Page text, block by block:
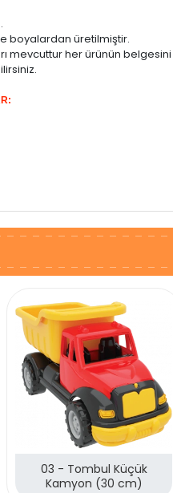
boyalardan üretilmiştir.
mevcuttur her ürünün
03 - Tombul Küçük
Kamyon (30 cm)